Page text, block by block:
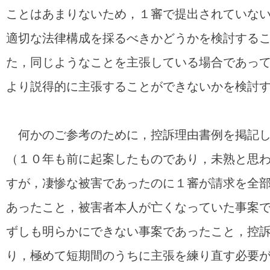
ことはあまりないため，１審で提出されていな
適切な法律構成を採るべきかどうかを検討する
た，同じようなことを主張している場合であっ
より説得的に主張することができないかを検討
何かのご参考のために，控訴理由書例を掲記
（１０年も前に起案したものであり，未熟と思
すが，凄惨な被害であったのに１審が請求を全
あったこと，被害者本人が亡くなっていた事案
ずしも明らかにできない事案であったこと，控
り，極めて短期間のうちに主張を練り直す必要